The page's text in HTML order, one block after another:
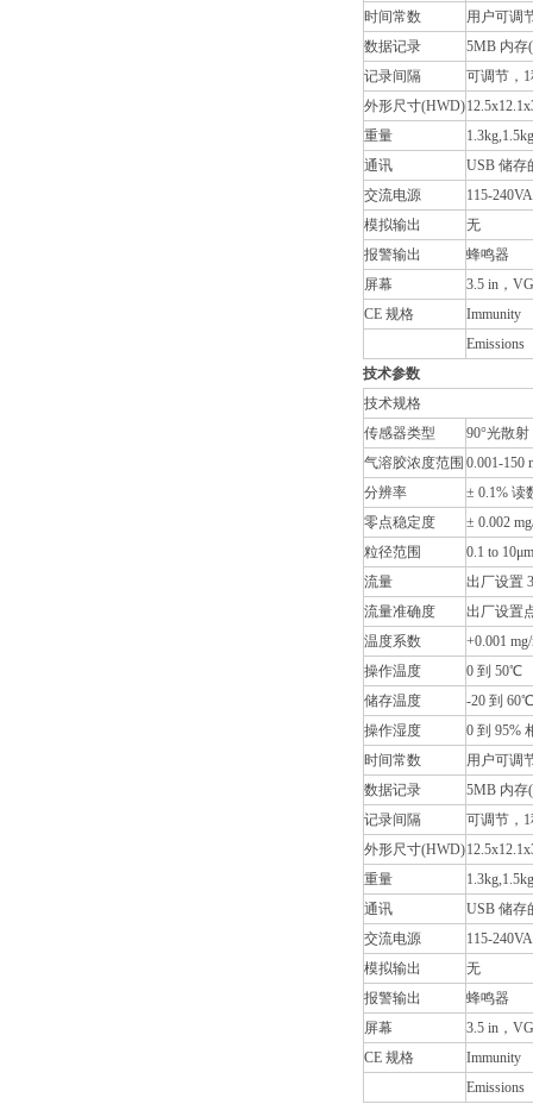
时间常数
用户可调
数据记录
5MB 内存
记录间隔
可调节，
外形尺寸(HWD)
重量
通讯
USB 储存
交流电源
115-
模拟输出
无
报警输出
蜂鸣器
屏幕
3.5 in，
CE 规格
Immunity
Emissions
技术参数
技术规格
传感器类型
90°光散射
气溶胶浓度范围 0.001-150
分辨率
± 0.1% 读
零点稳定度
± 0.002
粒径范围
0.1 to 10μm
流量
出厂设置
流量准确度
出厂设置
温度系数
+0.001
操作温度
0 到 50℃
储存温度
-20 到 60℃
操作湿度
0 到 95%
时间常数
用户可调
数据记录
5MB 内存
记录间隔
可调节，
外形尺寸(HWD)
重量
通讯
USB 储存
交流电源
115-
模拟输出
无
报警输出
蜂鸣器
屏幕
3.5 in，
CE 规格
Immunity
Emissions